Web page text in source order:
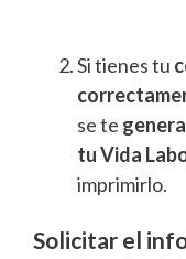
Si tienes tu
se te
tu Vida
imprimirlo.
Solicitar el